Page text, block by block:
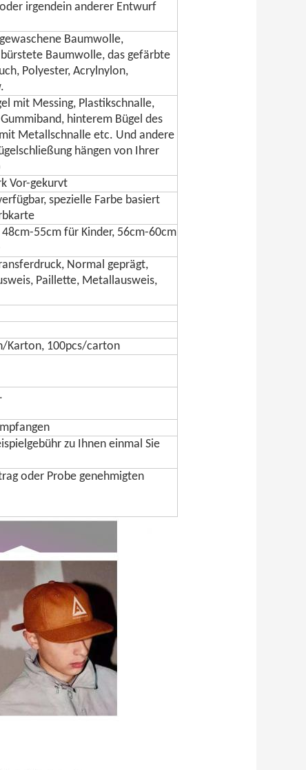
irgendein anderer Entwurf
Baumwolle,
Baumwolle, das gefärbte
Polyester, Acrylnylon,
mit Messing, Plastikschnalle,
hinterem Bügel des
Metallschnalle etc. Und andere
hängen von Ihrer
Vor-gekurvt
spezielle Farbe basiert
55cm für Kinder, 56cm-60cm
Normal geprägt,
Paillette, Metallausweis,
Karton, 100pcs/carton
zu Ihnen einmal Sie
oder Probe genehmigten